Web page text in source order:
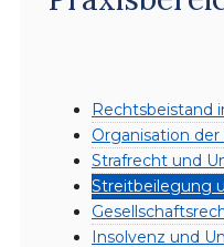
Rechtsbeistand
Organisation
Strafrecht und
Streitbeilegung
Insolvenz und